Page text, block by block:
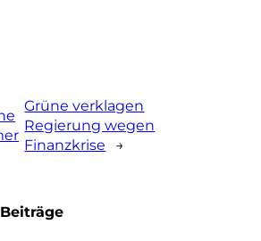
Grüne verklagen
Regierung wegen
Finanzkrise
→